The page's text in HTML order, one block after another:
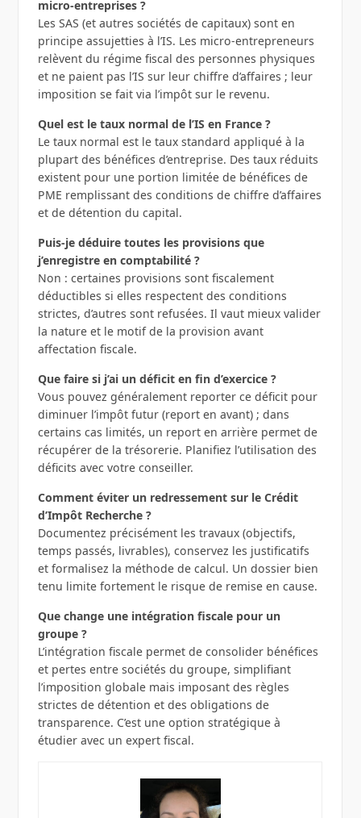
micro-entreprises ?
Les SAS (et autres sociétés de capitaux) sont en
principe assujetties à l’IS. Les micro-entrepreneurs
relèvent du régime fiscal des personnes physiques
et ne paient pas l’IS sur leur chiffre d’affaires ; leur
imposition se fait via l’impôt sur le revenu.
Quel est le taux normal de l’IS en France ?
Le taux normal est le taux standard appliqué à la
plupart des bénéfices d’entreprise. Des taux réduits
existent pour une portion limitée de bénéfices de
PME remplissant des conditions de chiffre d’affaires
et de détention du capital.
Puis-je déduire toutes les provisions que
j’enregistre en comptabilité ?
Non : certaines provisions sont fiscalement
déductibles si elles respectent des conditions
strictes, d’autres sont refusées. Il vaut mieux valider
la nature et le motif de la provision avant
affectation fiscale.
Que faire si j’ai un déficit en fin d’exercice ?
Vous pouvez généralement reporter ce déficit pour
diminuer l’impôt futur (report en avant) ; dans
certains cas limités, un report en arrière permet de
récupérer de la trésorerie. Planifiez l’utilisation des
déficits avec votre conseiller.
Comment éviter un redressement sur le Crédit
d’Impôt Recherche ?
Documentez précisément les travaux (objectifs,
temps passés, livrables), conservez les justificatifs
et formalisez la méthode de calcul. Un dossier bien
tenu limite fortement le risque de remise en cause.
Que change une intégration fiscale pour un
groupe ?
L’intégration fiscale permet de consolider bénéfices
et pertes entre sociétés du groupe, simplifiant
l’imposition globale mais imposant des règles
strictes de détention et des obligations de
transparence. C’est une option stratégique à
étudier avec un expert fiscal.